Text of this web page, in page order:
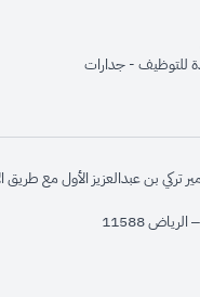
opens in new
opens in new window
للتوظيف - جداراتnew window
تركي بن عبدالعزيز الأول مع طريق